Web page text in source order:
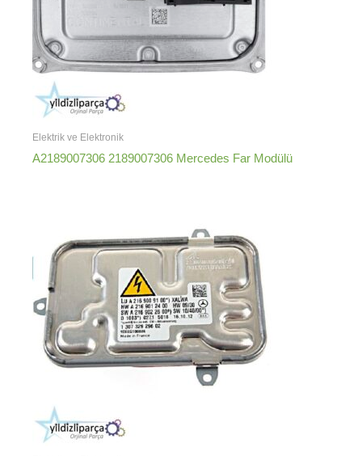
Elektrik ve Elektronik
A2189007306 2189007306 Mercedes Far Modülü